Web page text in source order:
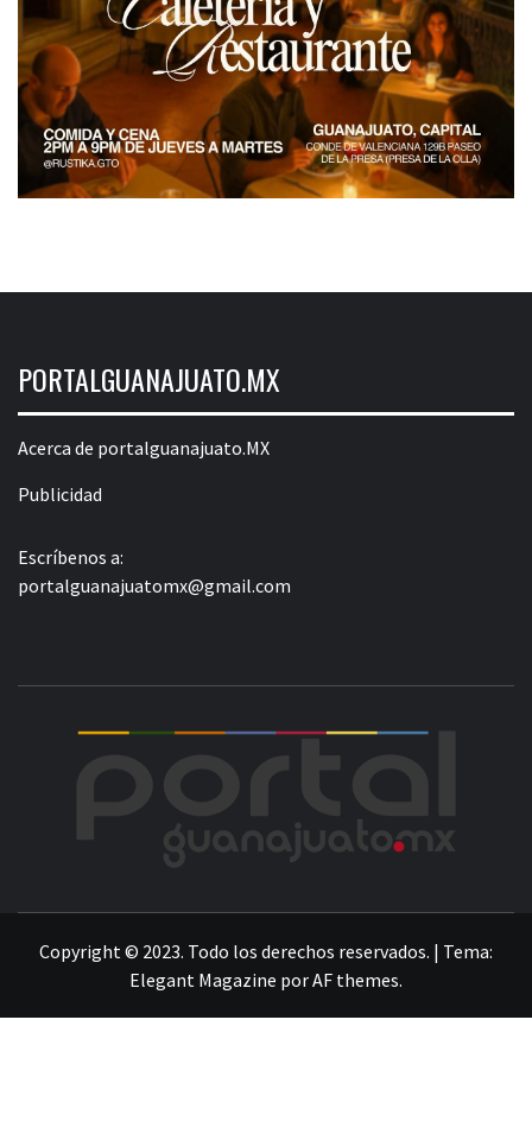
PORTALGUANAJUATO.MX
Acerca de portalguanajuato.MX
Publicidad
Escríbenos a:
portalguanajuatomx@gmail.com
Copyright © 2023. Todo los derechos reservados. | Tema:
Elegant Magazine porAF themes.